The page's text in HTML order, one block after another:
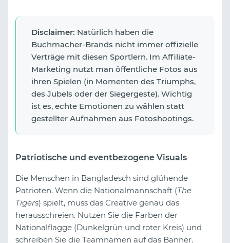
Disclaimer: Natürlich haben die
Buchmacher-Brands nicht immer offizielle
Verträge mit diesen Sportlern. Im Affiliate-
Marketing nutzt man öffentliche Fotos aus
ihren Spielen (in Momenten des Triumphs,
des Jubels oder der Siegergeste). Wichtig
ist es, echte Emotionen zu wählen statt
gestellter Aufnahmen aus Fotoshootings.
Patriotische und eventbezogene Visuals
Die Menschen in Bangladesch sind glühende
Patrioten. Wenn die Nationalmannschaft (The
Tigers) spielt, muss das Creative genau das
herausschreien. Nutzen Sie die Farben der
Nationalflagge (Dunkelgrün und roter Kreis) und
schreiben Sie die Teamnamen auf das Banner.